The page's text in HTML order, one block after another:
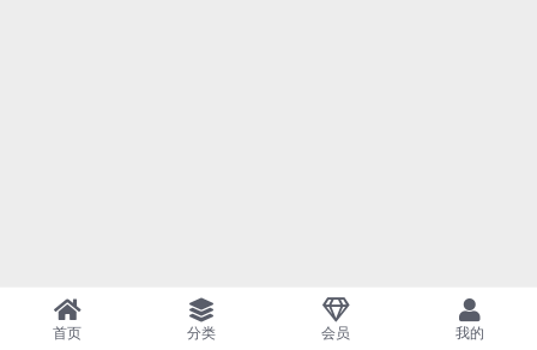
首页 分类 会员 我的